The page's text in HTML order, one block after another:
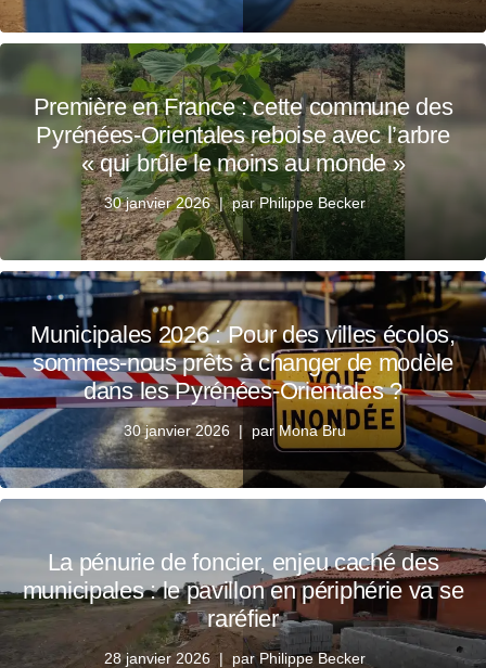
Première en France : cette commune des
Pyrénées-Orientales reboise avec l’arbre
« qui brûle le moins au monde »
30 janvier 2026 parPhilippe Becker
Municipales 2026 : Pour des villes écolos,
sommes-nous prêts à changer de modèle
dans les Pyrénées-Orientales ?
30 janvier 2026 parMona Bru
La pénurie de foncier, enjeu caché des
municipales : le pavillon en périphérie va se
raréfier
28 janvier 2026 parPhilippe Becker